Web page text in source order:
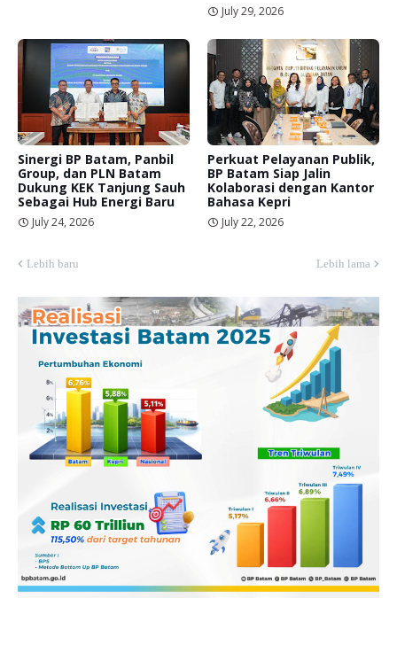
July 29, 2026
Sinergi BP Batam, Panbil
Group, dan PLN Batam
Dukung KEK Tanjung Sauh
Sebagai Hub Energi Baru
July 24, 2026
Perkuat Pelayanan Publik,
BP Batam Siap Jalin
Kolaborasi dengan Kantor
Bahasa Kepri
July 22, 2026
Lebih baru Lebih lama